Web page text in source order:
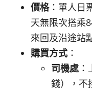
價格：單人日
天無限次搭乘
來回及沿途站
購買方式：
司機處：
錢），不